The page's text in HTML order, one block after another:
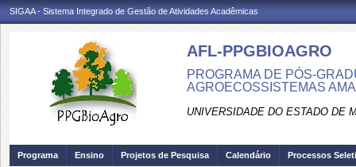
SIGAA - Sistema Integrado de Gestão de Atividades Acadêmicas
AFL-PPGBIOAGRO
PROGRAMA DE PÓS-
AGROECOSSISTEMAS
UNIVERSIDADE DO ESTADO DE
Programa Ensino Projetos de Pesquisa Calendário Processos